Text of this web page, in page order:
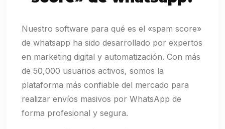
Nuestro software para qué es el «spam score»
de whatsapp ha sido desarrollado por expertos
en marketing digital y automatización. Con más
de 50,000 usuarios activos, somos la
plataforma más confiable del mercado para
realizar envíos masivos por WhatsApp de
forma profesional y segura.